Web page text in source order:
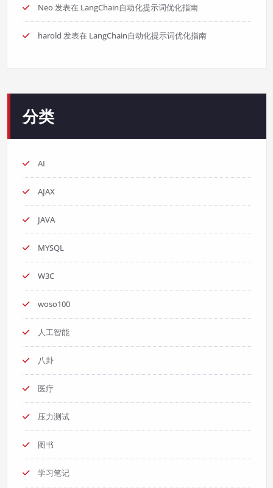
Neo发表在 LangChain自动化提示词优化指南
harold 发表在 LangChain自动化提示词优化指南
分类
AI
AJAX
JAVA
MYSQL
W3C
woso100
人工智能
八卦
医疗
压力测试
图书
学习笔记